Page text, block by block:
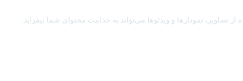
نمودارها و ویدئوها می‌تواند به جذابیت محتوای شما بیفزاید.